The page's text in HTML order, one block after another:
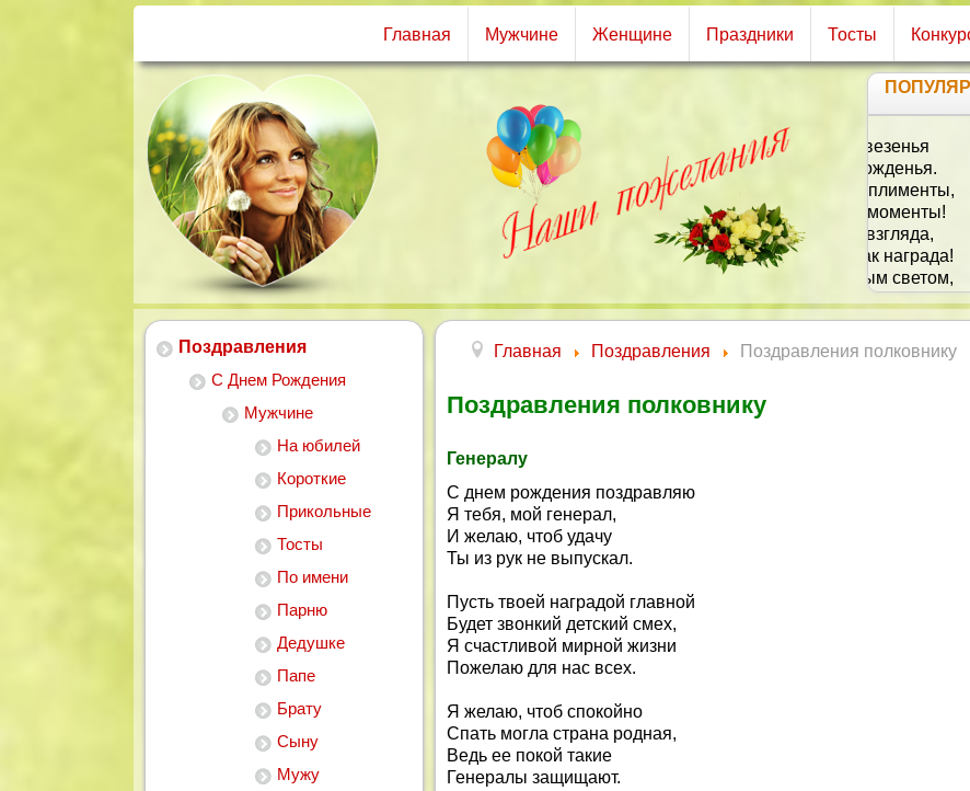
Главная Мужчине Женщине Праздники Тосты
Поздравления
С Днем Рождения
Мужчине
На юбилей
Короткие
Прикольные
Тосты
По имени
Парню
Дедушке
Папе
Брату
Сыну
Мужу
Главная Поздравления Поздравления полковнику
Поздравления полковнику
Генералу
С днем рождения поздравляю
Я тебя, мой генерал,
И желаю, чтоб удачу
Ты из рук не выпускал.
Пусть твоей наградой главной
Будет звонкий детский смех,
Я счастливой мирной жизни
Пожелаю для нас всех.
Я желаю, чтоб спокойно
Спать могла страна родная,
Ведь ее покой такие
Генералы защищают.